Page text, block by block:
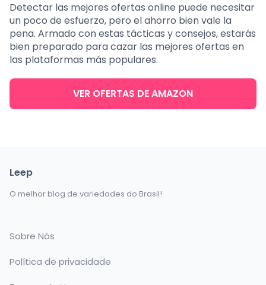
Detectar las mejores ofertas online puede necesitar
un poco de esfuerzo, pero el ahorro bien vale la
pena. Armado con estas tácticas y consejos, estarás
bien preparado para cazar las mejores ofertas en
las plataformas más populares.
VER OFERTAS DE AMAZON
Leep
O melhor blog de variedades do Brasil!
Sobre Nós
Política de privacidade